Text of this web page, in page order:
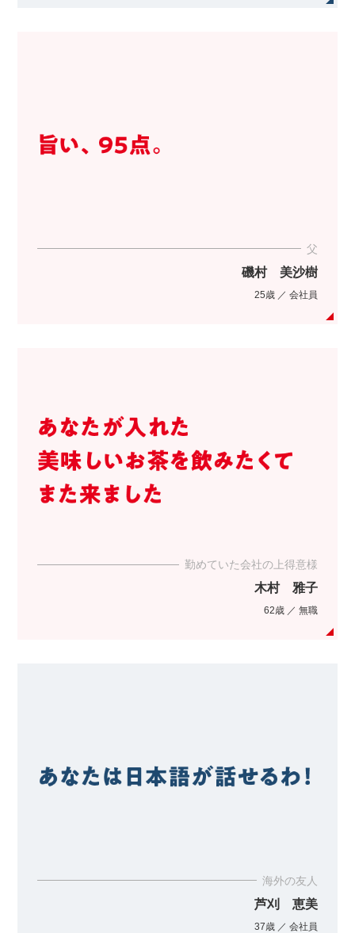
父
磯村 美沙樹
25歳 ／ 会社員
勤めていた会社の上得意様
木村 雅子
62歳 ／ 無職
海外の友人
芦刈 恵美
37歳 ／ 会社員